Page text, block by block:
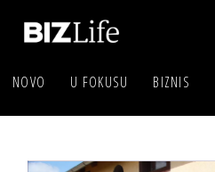
NOVO U FOKUSU BIZNIS